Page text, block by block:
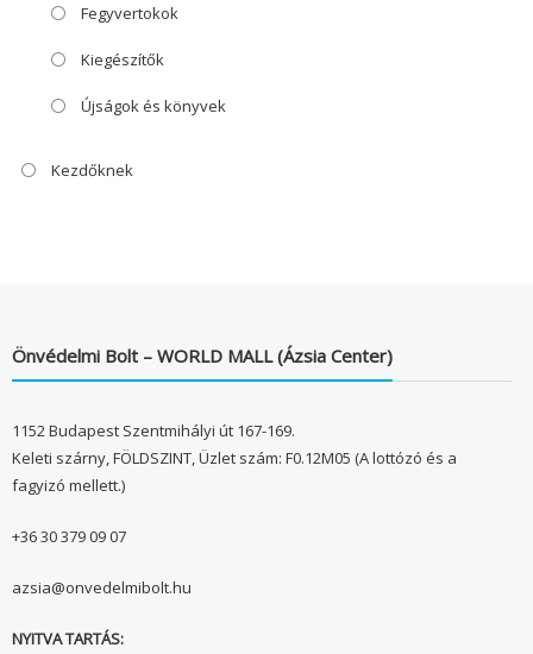
Fegyvertokok
Kiegészítők
Újságok és könyvek
Kezdőknek
Önvédelmi Bolt – WORLD MALL (Ázsia Center)
1152 Budapest Szentmihályi út 167-169.
Keleti szárny, FÖLDSZINT, Üzlet szám: F0.12M05 (A lottózó és a
fagyizó mellett.)
+36 30 379 09 07
azsia@onvedelmibolt.hu
NYITVA TARTÁS: